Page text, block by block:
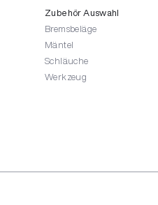
Zubehör Auswahl
Bremsbeläge
Mäntel
Schläuche
Werkzeug